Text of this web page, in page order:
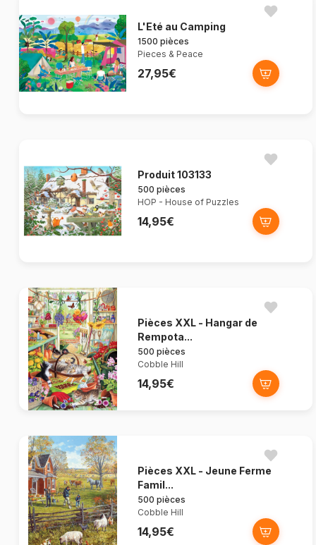
L'Eté au Camping
1500 pièces
Pieces & Peace
27,95€
Produit 103133
500 pièces
HOP - House of Puzzles
14,95€
Pièces XXL - Hangar de
Rempota...
500 pièces
Cobble Hill
14,95€
Pièces XXL - Jeune Ferme
Famil...
500 pièces
Cobble Hill
14,95€